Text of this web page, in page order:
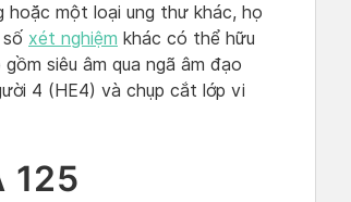
một loại ung thư khác, họ
xét nghiệm khác có thể hữu
siêu âm qua ngã âm đạo
4 (HE4) và chụp cắt lớp vi
125